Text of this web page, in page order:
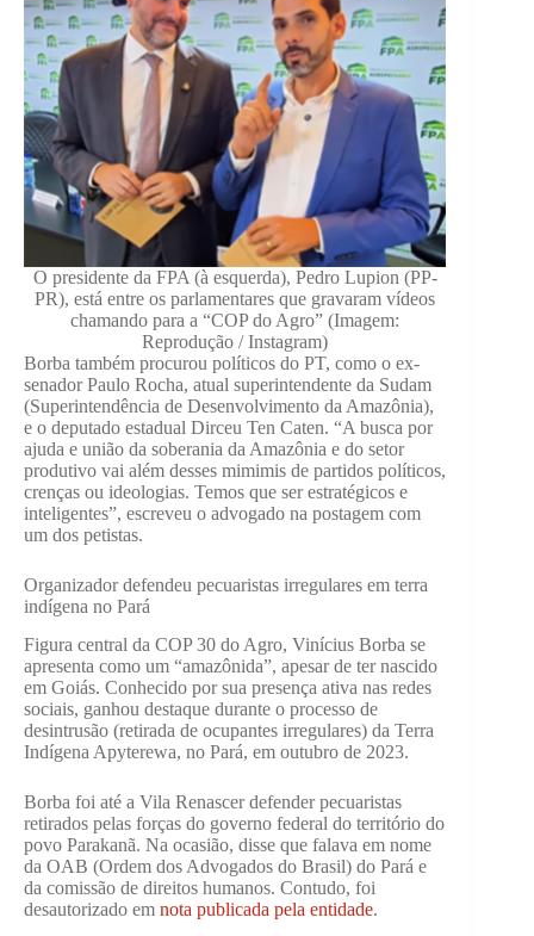
O presidente da FPA (à esquerda), Pedro Lupion (PP-
PR), está entre os parlamentares que gravaram vídeos
chamando para a “COP do Agro” (Imagem:
Reprodução / Instagram)
Borba também procurou políticos do PT, como o ex-
senador Paulo Rocha, atual superintendente da Sudam
(Superintendência de Desenvolvimento da Amazônia),
e o deputado estadual Dirceu Ten Caten. “A busca por
ajuda e união da soberania da Amazônia e do setor
produtivo vai além desses mimimis de partidos políticos,
crenças ou ideologias. Temos que ser estratégicos e
inteligentes”, escreveu o advogado na postagem com
um dos petistas.
Organizador defendeu pecuaristas irregulares em terra
indígena no Pará
Figura central da COP 30 do Agro, Vinícius Borba se
apresenta como um “amazônida”, apesar de ter nascido
em Goiás. Conhecido por sua presença ativa nas redes
sociais, ganhou destaque durante o processo de
desintrusão (retirada de ocupantes irregulares) da Terra
Indígena Apyterewa, no Pará, em outubro de 2023.
Borba foi até a Vila Renascer defender pecuaristas
retirados pelas forças do governo federal do território do
povo Parakanã. Na ocasião, disse que falava em nome
da OAB (Ordem dos Advogados do Brasil) do Pará e
da comissão de direitos humanos. Contudo, foi
desautorizado em nota publicada pela entidade.